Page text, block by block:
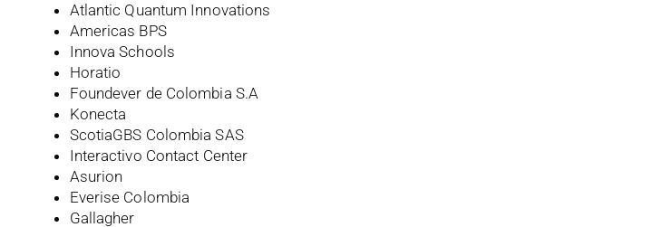
Atlantic Quantum Innovations
Americas BPS
Innova Schools
Horatio
Foundever de Colombia S.A
Konecta
ScotiaGBS Colombia SAS
Interactivo Contact Center
Asurion
Everise Colombia
Gallagher